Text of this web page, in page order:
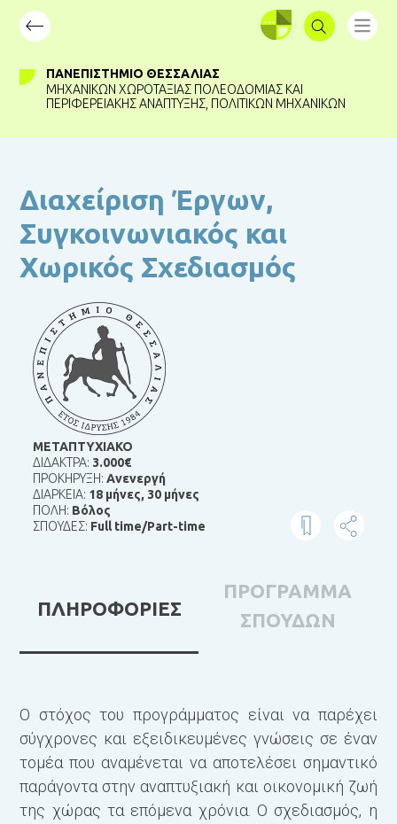
ΣΥΝΔΕΣΗ
ΠΑΝΕΠΙΣΤΉΜΙΟ ΘΕΣΣΑΛΊΑΣ
ΜΗΧΑΝΙΚΏΝ ΧΩΡΟΤΑΞΊΑΣ ΠΟΛΕΟΔΟΜΊΑΣ ΚΑΙ
ΠΕΡΙΦΕΡΕΙΑΚΉΣ ΑΝΆΠΤΥΞΗΣ ΠΟΛΙΤΙΚΏΝ ΜΗΧΑΝΙΚΏΝ
Διαχείριση Έργων,
Συγκοινωνιακός και
Χωρικός Σχεδιασμός
ΜΕΤΑΠΤΥΧΙΑΚΟ
ΔΙΔΑΚΤΡΑ: 3.000€
ΠΡΟΚΗΡΥΞΗ:Ανενεργή
ΔΙΑΡΚΕΙΑ: 18 μήνες, 30 μήνες
ΠΟΛΗ: Βόλος
ΣΠΟΥΔΕΣ: Full time/Part-time
ΠΛΗΡΟΦΟΡΙΕΣ
ΠΡΟΓΡΑΜΜΑ
ΣΠΟΥΔΩΝ
Ο στόχος του προγράμματος είναι να παρέχει
σύγχρονες και εξειδικευμένες γνώσεις σε έναv
τομέα που αναμένεται να αποτελέσει σημαντικό
παράγοντα στην αναπτυξιακή και οικονομική ζωή
της χώρας τα επόμενα χρόνια. Ο σχεδιασμός, η